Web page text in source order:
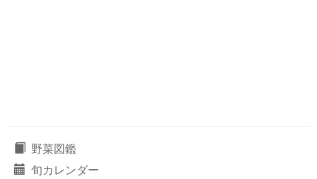
野菜図鑑
旬カレンダー